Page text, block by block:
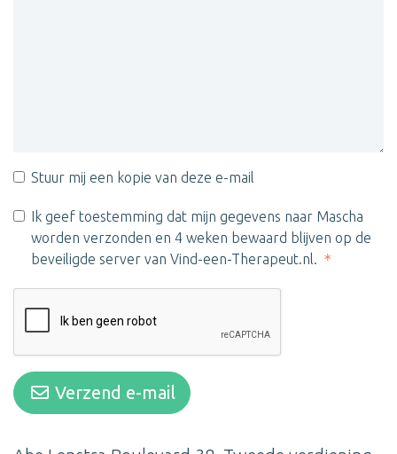
Stuur mij een kopie van deze e-mail
Ik geef toestemming dat mijn gegevens naar Mascha
worden verzonden en 4 weken bewaard blijven op de
beveiligde server van Vind-een-Therapeut.nl.
Verzend e-mail